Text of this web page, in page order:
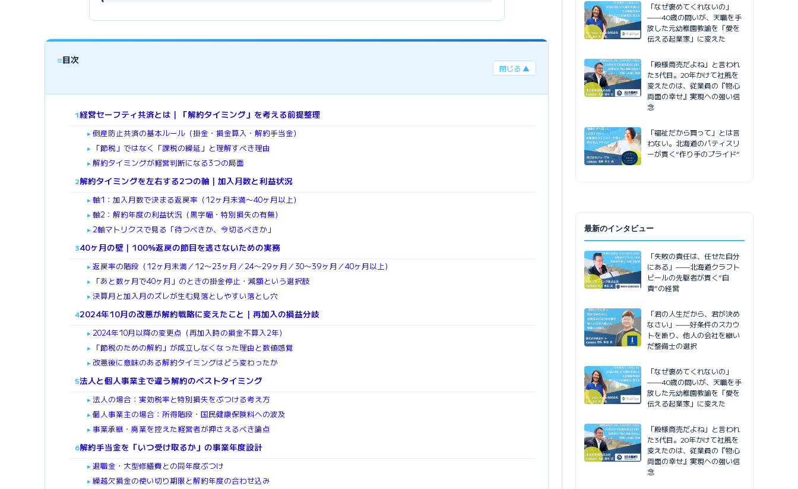
≡目次
閉じる ▲
1経営セーフティ共済とは｜「解約タイミング」を考える前提整理
► 倒産防止共済の基本ルール（掛金・損金算入・解約手当金）
► 「節税」ではなく「課税の繰延」と理解すべき理由
► 解約タイミングが経営判断になる3つの局面
2解約タイミングを左右する2つの軸｜加入月数と利益状況
► 軸1：加入月数で決まる返戻率（12ヶ月未満〜40ヶ月以上）
► 軸2：解約年度の利益状況（黒字幅・特別損失の有無）
► 2軸マトリクスで見る「待つべきか、今切るべきか」
340ヶ月の壁｜100%返戻の節目を逃さないための実務
► 返戻率の階段（12ヶ月未満／12〜23ヶ月／24〜29ヶ月／30〜39ヶ月／40ヶ月以上）
► 「あと数ヶ月で40ヶ月」のときの掛金停止・減額という選択肢
► 決算月と加入月のズレが生む見落としやすい落とし穴
42024年10月の改悪が解約戦略に変えたこと｜再加入の損益分岐
► 2024年10月以降の変更点（再加入時の損金不算入2年）
► 「節税のための解約」が成立しなくなった理由と数値感覚
► 改悪後に意味のある解約タイミングはどう変わったか
5法人と個人事業主で違う解約のベストタイミング
► 法人の場合：実効税率と特別損失をぶつける考え方
► 個人事業主の場合：所得階段・国民健康保険料への波及
► 事業承継・廃業を控えた経営者が押さえるべき論点
6解約手当金を「いつ受け取るか」の事業年度設計
► 退職金・大型修繕費との同年度ぶつけ
► 繰越欠損金の使い切り期限と解約年度の合わせ込み
「なぜ褒めてくれないの」
——40歳の問いが、天職を手
放した元幼稚園教諭を「愛を
伝える起業家」に変えた
「殿様商売だよね」と言われ
た3代目。20年かけて社風を
変えたのは、従業員の『物心
両面の幸せ』実現への強い信
念
「福祉だから買って」とは言
わない。北海道のパティスリ
ーが貫く“作り手のプライド”
最新のインタビュー
「失敗の責任は、任せた自分
にある」——北海道クラフト
ビールの先駆者が貫く”自
責”の経営
「君の人生だから、君が決め
なさい」——好条件のスカウ
トを断り、他人の会社を継い
だ整備士の選択
「なぜ褒めてくれないの」
——40歳の問いが、天職を手
放した元幼稚園教諭を「愛を
伝える起業家」に変えた
「殿様商売だよね」と言われ
た3代目。20年かけて社風を
変えたのは、従業員の『物心
両面の幸せ』実現への強い信
念